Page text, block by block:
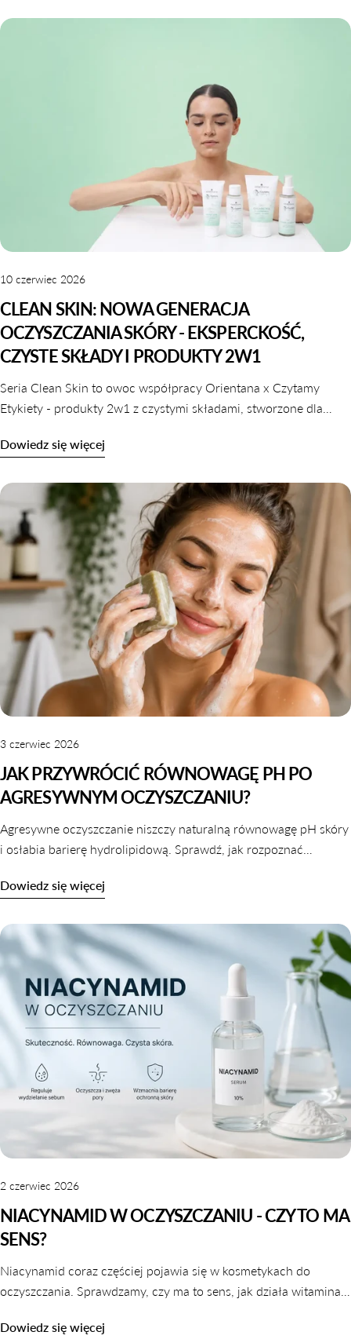
10 czerwiec 2026
CLEAN SKIN: NOWA GENERACJA
OCZYSZCZANIA SKÓRY - EKSPERCKOŚĆ,
CZYSTE SKŁADY I PRODUKTY 2W1
Seria Clean Skin to owoc współpracy Orientana x Czytamy
Etykiety - produkty 2w1 z czystymi składami, stworzone dla
dlaczego oczyszczanie nie musi naruszać komfortu skóry.
Dowiedz się więcej
3 czerwiec 2026
JAK PRZYWRÓCIĆ RÓWNOWAGĘ PH PO
AGRESYWNYM OCZYSZCZANIU?
Agresywne oczyszczanie niszczy naturalną równowagę pH skóry
i osłabia barierę hydrolipidową. Sprawdź, jak rozpoznać
Dowiedz się więcej
2 czerwiec 2026
NIACYNAMID W OCZYSZCZANIU - CZY TO MA
SENS?
Niacynamid coraz częściej pojawia się w kosmetykach do
oczyszczania. Sprawdzamy, czy ma to sens, jak działa witamina
Dowiedz się więcej